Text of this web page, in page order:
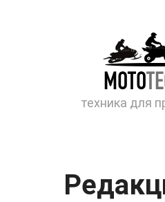
техника для